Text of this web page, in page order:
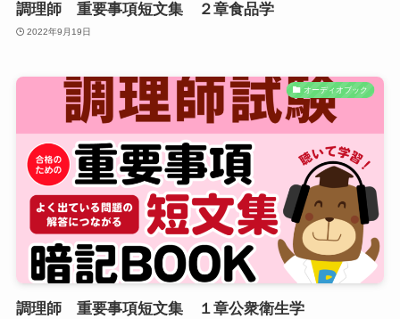
調理師 重要事項短文集 ２章食品学
2022年9月19日
オーディオブック
調理師 重要事項短文集 １章公衆衛生学